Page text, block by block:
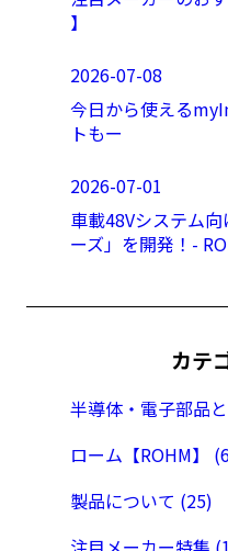
】
2026-07-08
今日から使える
トもー
2026-07-01
車載48Vシステム
ーズ」を開発！-
カテ
半導体・電子部品
ローム【ROHM】
製品について (25)